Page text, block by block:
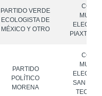
PARTIDO VERDE
ECOLOGISTA DE
MÉXICO Y OTRO
PIAXTLA,
PARTIDO
POLÍTICO
MORENA
SAN